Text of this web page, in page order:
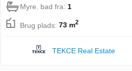
Myre. bad fra: 1
Brug plads: 73 m2
TEKCE Real Estate